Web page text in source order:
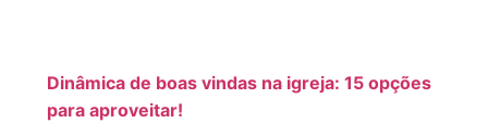
Dinâmica de boas vindas na igreja: 15 opções
para aproveitar!